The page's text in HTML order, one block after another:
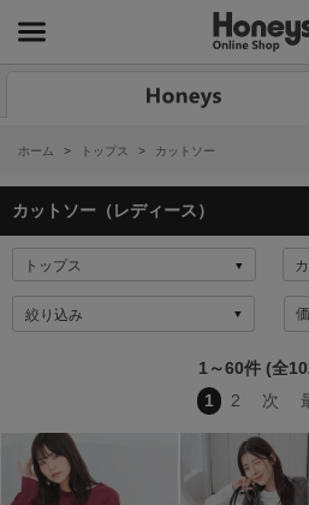
ホーム > トップス > カットソー
カットソー（レディース）
絞り込み
1～60件 (全
1
2 次